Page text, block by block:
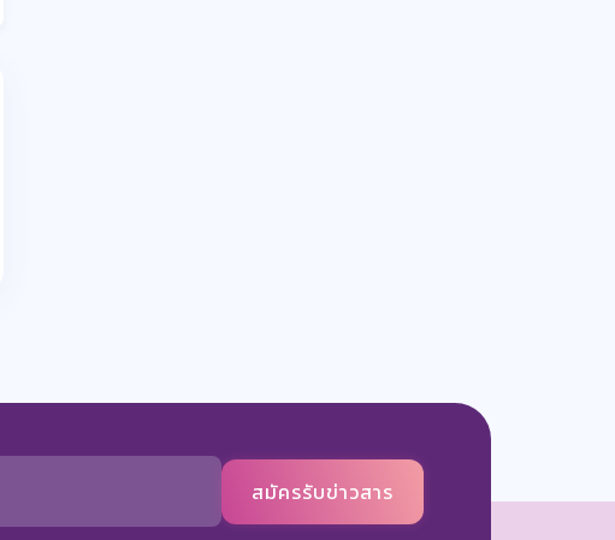
สมัครรับข่าวสาร